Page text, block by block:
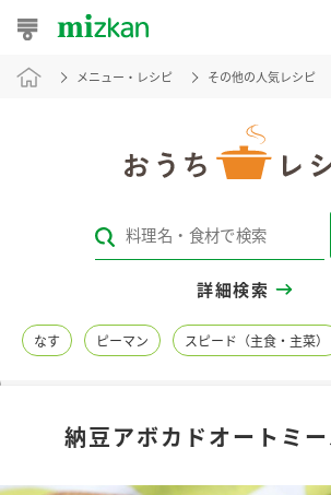
おうちレシピ
レシピカテゴリ一覧
レシピ名特集
商品情報
メニュー・レシピ その他の人気レシピ
詳細検索
なす ピーマン スピード（主食・主菜）
納豆アボカドオートミ